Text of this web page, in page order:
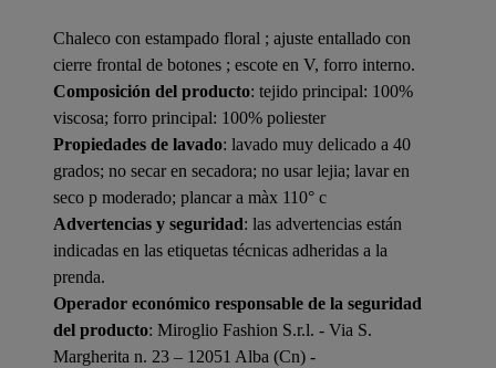
Chaleco con estampado floral ; ajuste entallado con
cierre frontal de botones ; escote en V, forro interno.
Composición del producto: tejido principal: 100%
viscosa; forro principal: 100% poliester
Propiedades de lavado: lavado muy delicado a 40
grados; no secar en secadora; no usar lejia; lavar en
seco p moderado; plancar a màx 110° c
Advertencias y seguridad: las advertencias están
indicadas en las etiquetas técnicas adheridas a la
prenda.
Operador económico responsable de la seguridad
del producto: Miroglio Fashion S.r.l. - Via S.
Margherita n. 23 – 12051 Alba (Cn) -